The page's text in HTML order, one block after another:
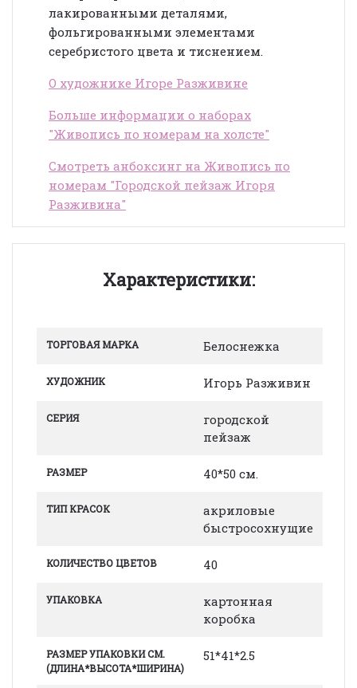
лакированными деталями,
фольгированными элементами
серебристого цвета и тиснением.
О художнике Игоре Разживине
Больше информации о наборах
"Живопись по номерам на холсте"
Смотреть анбоксинг на Живопись по
номерам "Городской пейзаж Игоря
Разживина"
Характеристики:
ТОРГОВАЯ МАРКА Белоснежка
ХУДОЖНИК Игорь Разживин
СЕРИЯ
городской
пейзаж
РАЗМЕР 40*50 см.
ТИП КРАСОК
акриловые
быстросохнущие
КОЛИЧЕСТВО ЦВЕТОВ 40
УПАКОВКА
картонная
коробка
РАЗМЕР УПАКОВКИ СМ.
(ДЛИНА*ВЫСОТА*ШИРИНА)
51*41*2.5